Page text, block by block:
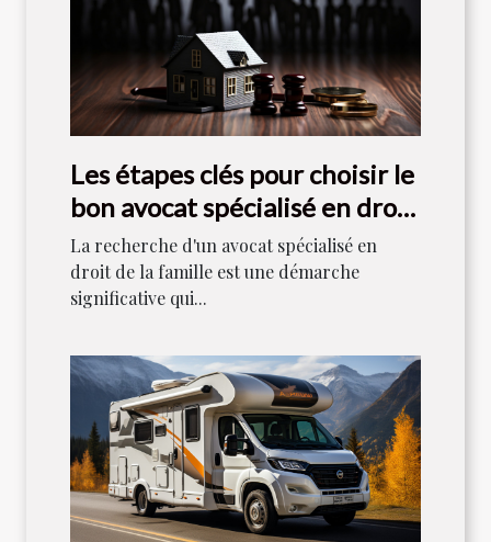
Les étapes clés pour choisir le
bon avocat spécialisé en droit
de la famille
La recherche d'un avocat spécialisé en
droit de la famille est une démarche
significative qui...